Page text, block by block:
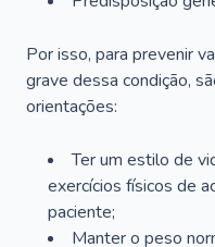
Por isso, para prevenir
grave dessa condição,
orientações:
Ter um estilo de
exercícios físicos de
paciente;
Manter o peso